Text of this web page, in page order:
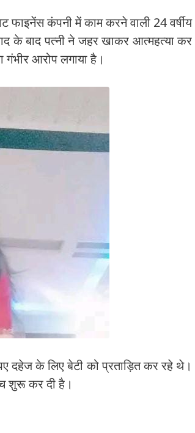
फाइनेंस कंपनी में काम करने वाली 24 वर्षीय
के बाद पत्नी ने जहर खाकर आत्महत्या कर
गंभीर आरोप लगाया है।
दहेज के लिए बेटी को प्रताड़ित कर रहे थे।
शुरू कर दी है।